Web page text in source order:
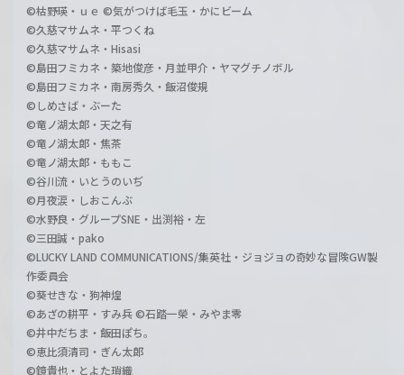
©枯野瑛・ｕｅ ©気がつけば毛玉・かにビーム
©久慈マサムネ・平つくね
©久慈マサムネ・Hisasi
©島田フミカネ・築地俊彦・月並甲介・ヤマグチノボル
©島田フミカネ・南房秀久・飯沼俊規
©しめさば・ぶーた
©竜ノ湖太郎・天之有
©竜ノ湖太郎・焦茶
©竜ノ湖太郎・ももこ
©谷川流・いとうのいぢ
©月夜涙・しおこんぶ
©水野良・グループSNE・出渕裕・左
©三田誠・pako
©LUCKY LAND COMMUNICATIONS/集英社・ジョジョの奇妙な冒険GW製
作委員会
©葵せきな・狗神煌
©あざの耕平・すみ兵 ©石踏一榮・みやま零
©井中だちま・飯田ぽち。
©恵比須清司・ぎん太郎
©鏡貴也・とよた瑣織